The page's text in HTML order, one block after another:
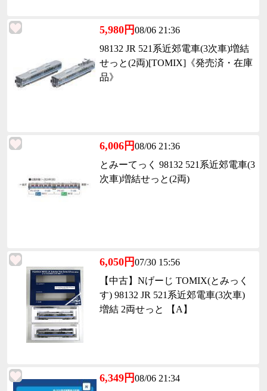
5,980円08/06 21:36
98132 JR 521系近郊電車(3次車)増結
せっと(2両)[TOMIX]《発売済・在庫
品》
6,006円08/06 21:36
とみーてっく 98132 521系近郊電車(3
次車)増結せっと(2両)
6,050円07/30 15:56
【中古】Nげーじ TOMIX(とみっく
す) 98132 JR 521系近郊電車(3次車)
増結 2両せっと 【A】
6,349円08/06 21:34